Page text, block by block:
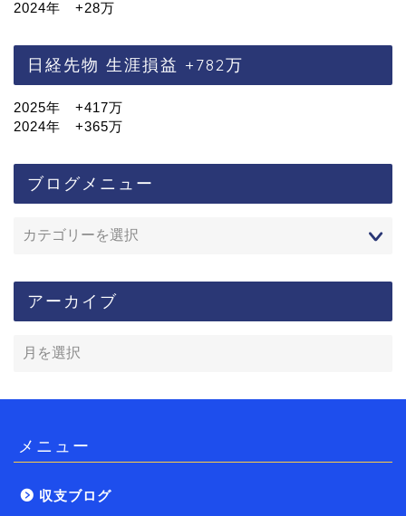
2024年 +28万
日経先物 生涯損益 +782万
2025年 +417万
2024年 +365万
ブログメニュー
アーカイブ
メニュー
収支ブログ